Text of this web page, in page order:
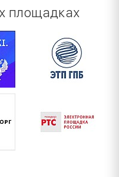
площадках